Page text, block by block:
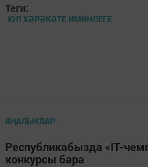
Теги:
ЮЛ ХӘРӘКӘТЕ ИМИНЛЕГЕ
ЯҢАЛЫКЛАР
Республикабызда «IT-
конкурсы бара